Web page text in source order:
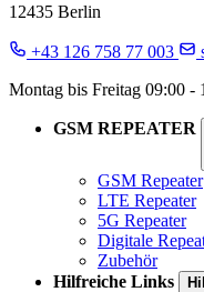
12435 Berlin
+43 126 758 77 003
Montag bis Freitag 09:00 -
GSM REPEATER
GSM Repeater
LTE Repeater
5G Repeater
Digitale
Zubehör
Hilfreiche Links